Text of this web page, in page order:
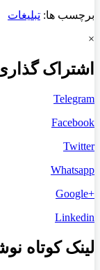
برچسب ها: تبلیغات
×
اشتراک
Telegram
Facebook
Twitter
Whatsapp
+Google
Linkedin
لینک کوتاه